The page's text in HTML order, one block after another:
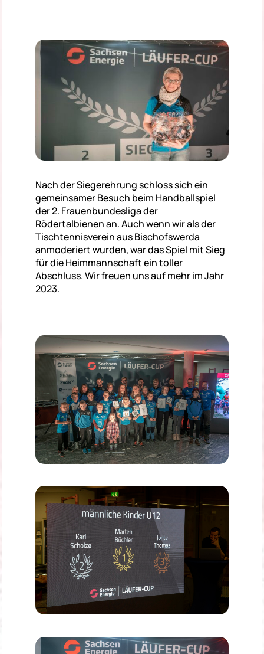
Nach der Siegerehrung schloss sich ein
gemeinsamer Besuch beim Handballspiel
der 2. Frauenbundesliga der
Rödertalbienen an. Auch wenn wir als der
Tischtennisverein aus Bischofswerda
anmoderiert wurden, war das Spiel mit Sieg
für die Heimmannschaft ein toller
Abschluss. Wir freuen uns auf mehr im Jahr
2023.